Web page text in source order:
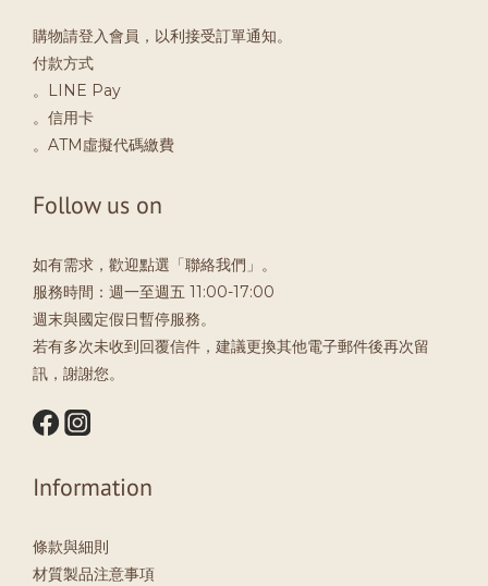
購物請登入會員，以利接受訂單通知。
付款方式
。LINE Pay
。信用卡
。ATM虛擬代碼繳費
Follow us on
如有需求，歡迎點選「聯絡我們」。
服務時間：週一至週五 11:00-17:00
週末與國定假日暫停服務。
若有多次未收到回覆信件，建議更換其他電子郵件後再次留
訊，謝謝您。
Information
條款與細則
材質製品注意事項